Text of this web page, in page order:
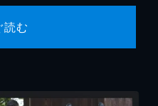
読む